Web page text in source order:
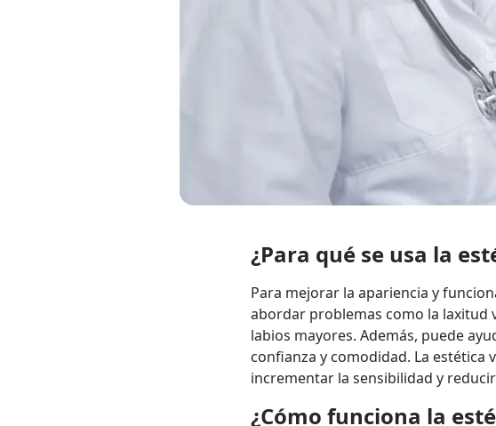
¿Para qué se usa la
Para mejorar la apariencia y
abordar problemas como la laxitud
labios mayores. Además, puede
confianza y comodidad. La estética
incrementar la sensibilidad y
¿Cómo funciona la